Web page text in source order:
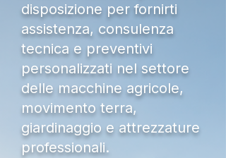
disposizione per fornirti
assistenza, consulenza
tecnica e preventivi
personalizzati nel settore
delle macchine agricole,
movimento terra,
giardinaggio e attrezzature
professionali.